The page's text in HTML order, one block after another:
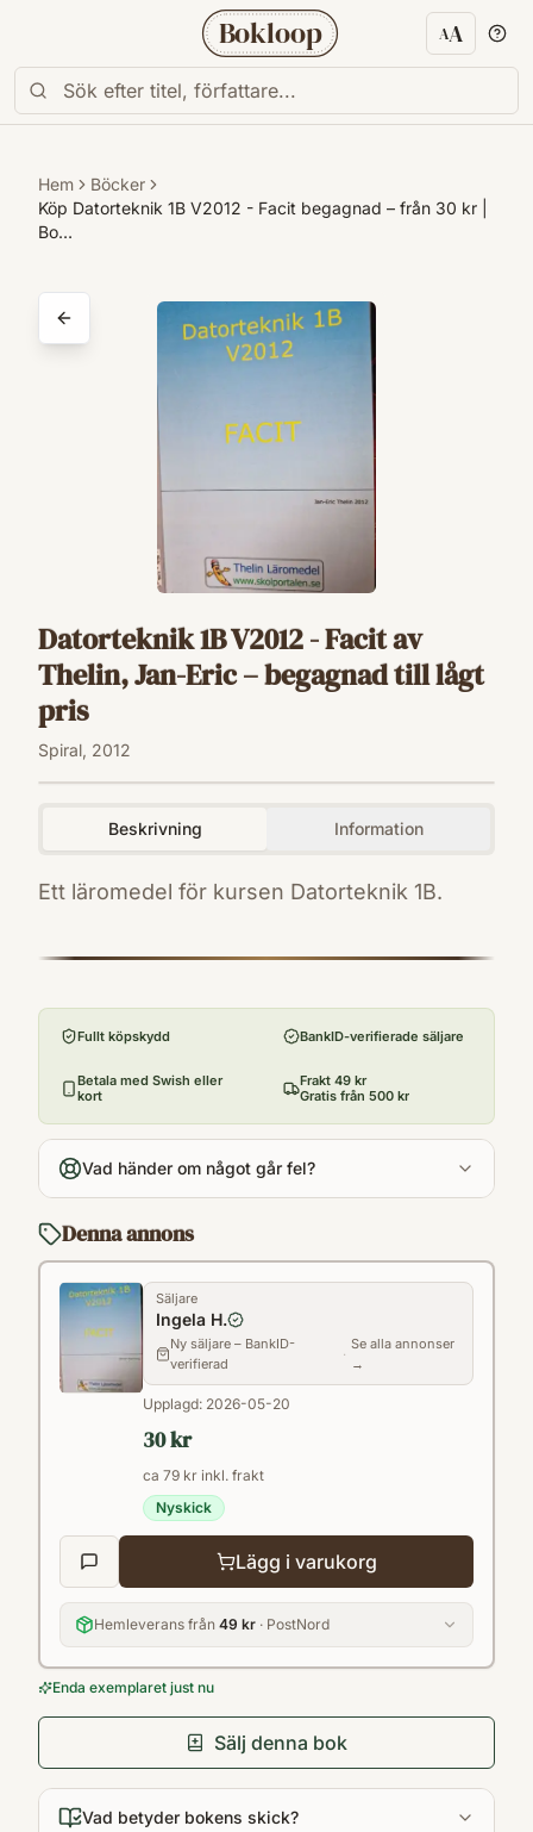
Bokloop AA
Hem
Böcker
Köp Datorteknik 1B V2012 - Facit begagnad – från 30 kr |
Bo…
Datorteknik 1B V2012 - Facit av
Thelin, Jan-Eric – begagnad till lågt
pris
Spiral, 2012
Beskrivning Information
Ett läromedel för kursen Datorteknik 1B.
9789173792226
Thelin Förlag
Utgivningsår
2012
Antal sidor
41
Språk
Format
Spiral
Fullt köpskydd BankID-verifierade säljare
Betala med Swish eller
kort
Frakt 49 kr
Gratis från 500 kr
Vad händer om något går fel?
Denna annons
Säljare
Ingela H.
Ny säljare – BankID-
verifierad
·
Se alla annonser
→
Upplagd: 2026-05-20
30 kr
ca 79 kr inkl. frakt
Nyskick
Lägg i varukorg
Hemleverans från 49 kr · PostNord
Enda exemplaret just nu
Sälj denna bok
Vad betyder bokens skick?